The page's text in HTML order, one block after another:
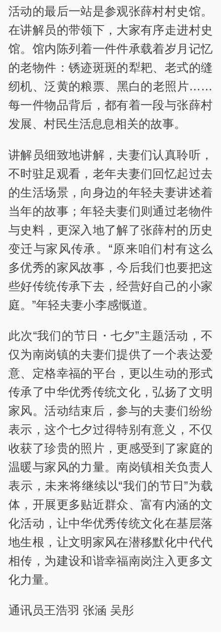
活动的最后一站是参观张薛村村史馆。
在讲解员的带领下，大家有序走进村史
馆。馆内陈列着一件件承载着岁月记忆
的老物件：锈迹斑斑的犁耙、老式的缝
纫机、泛黄的粮票、黑白的老照片……
每一件物品背后，都有着一段与张薛村
发展、村民生活息息相关的故事。
讲解员细致地讲解，夫妻们认真聆听，
不时驻足观看，老年夫妻们回忆起过去
的生活场景，向身边的年轻夫妻讲述着
当年的故事；年轻夫妻们则通过老物件
与史料，更深入地了解了张薛村的历史
变迁与家风传承。“原来咱们村有这么
多优秀的家风故事，今后我们也要把这
些好传统传承下去，经营好自己的小家
庭。”年轻夫妻小李感慨道。
此次“我们的节日・七夕”主题活动，不
仅为南岗镇的夫妻们提供了一个表达爱
意、定格幸福的平台，更以生动的形式
传承了中华优秀传统文化，弘扬了文明
家风。活动结束后，参与的夫妻们纷纷
表示，这个七夕过得特别有意义，不仅
收获了珍贵的照片，更感受到了家庭的
温暖与家风的力量。南岗镇相关负责人
表示，未来将继续以“我们的节日”为载
体，开展更多贴近群众、富有内涵的文
化活动，让中华优秀传统文化在基层落
地生根，让文明家风在潜移默化中代代
相传，为建设和谐幸福南岗注入更多文
化力量。
通讯员王浩羽 张涵 吴彤